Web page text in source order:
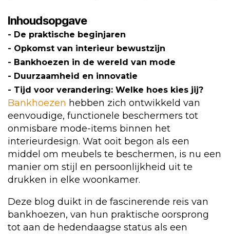
Inhoudsopgave
De praktische beginjaren
Opkomst van interieur bewustzijn
Bankhoezen in de wereld van mode
Duurzaamheid en innovatie
Tijd voor verandering: Welke hoes kies jij?
Bankhoezen hebben zich ontwikkeld van
eenvoudige, functionele beschermers tot
onmisbare mode-items binnen het
interieurdesign. Wat ooit begon als een
middel om meubels te beschermen, is nu een
manier om stijl en persoonlijkheid uit te
drukken in elke woonkamer.
Deze blog duikt in de fascinerende reis van
bankhoezen, van hun praktische oorsprong
tot aan de hedendaagse status als een